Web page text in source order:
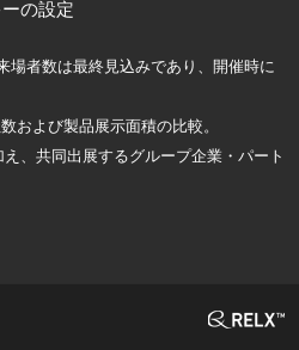
の設定
場者数は最終見込みであり、開催時に
および製品展示面積の比較。
、共同出展するグループ企業・パート